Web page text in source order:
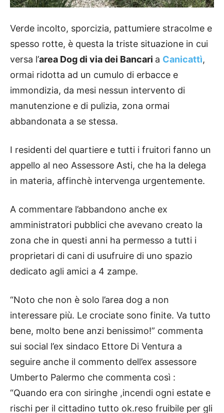
Verde incolto, sporcizia, pattumiere stracolme e
spesso rotte, è questa la triste situazione in cui
versa l’area Dog di via dei Bancari a Canicattì,
ormai ridotta ad un cumulo di erbacce e
immondizia, da mesi nessun intervento di
manutenzione e di pulizia, zona ormai
abbandonata a se stessa.
I residenti del quartiere e tutti i fruitori fanno un
appello al neo Assessore Asti, che ha la delega
in materia, affinchè intervenga urgentemente.
A commentare l’abbandono anche ex
amministratori pubblici che avevano creato la
zona che in questi anni ha permesso a tutti i
proprietari di cani di usufruire di uno spazio
dedicato agli amici a 4 zampe.
“Noto che non è solo l’area dog a non
interessare più. Le crociate sono finite. Va tutto
bene, molto bene anzi benissimo!” commenta
sui social l’ex sindaco Ettore Di Ventura a
seguire anche il commento dell’ex assessore
Umberto Palermo che commenta così :
“Quando era con siringhe ,incendi ogni estate e
rischi per il cittadino tutto ok.reso fruibile per gli